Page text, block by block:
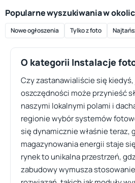
Popularne wyszukiwania w
Nowe ogłoszenia Tylko z foto
O kategorii Instalacje
Czy zastanawialiście się
oszczędności może przynieść
naszymi lokalnymi polami i
regionie wybór systemów
się dynamicznie właśnie teraz,
magazynowania energii staje
rynek to unikalna przestrzeń,
zabudowy wymusza